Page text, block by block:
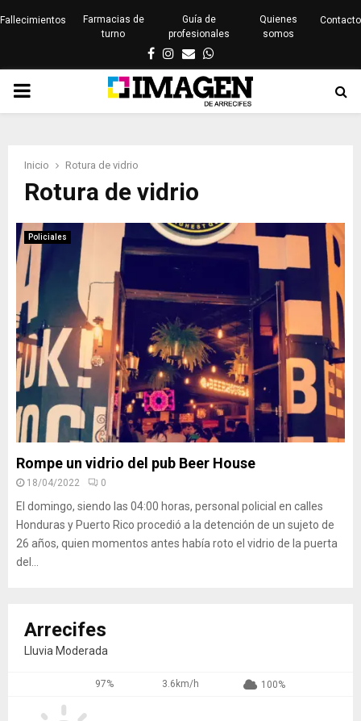
Fallecimientos
Farmacias de
turno
Guía de
profesionales
Quienes
somos
Contacto
Facebook
Instagram
EmailWhatsapp
PRIMARY
Inicio Rotura de vidrio
Rotura de vidrio
Policiales
Rompe un vidrio del pub Beer House
18/04/2022 0
El domingo, siendo las 04:00 horas, personal policial en calles
Honduras y Puerto Rico procedió a la detención de un sujeto de
26 años, quien momentos antes había roto el vidrio de la puerta
del...
Arrecifes
Lluvia Moderada
97% 3.6km/h 100%